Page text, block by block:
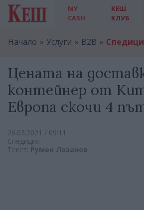
MY
CASH
КЕШ
КЛУБ
Начало Услуги B2B
Цената на
контейнер от
Европа скочи 4
26.03.2021 / 09:11
Спедиция
Текст: Румен Лозанов